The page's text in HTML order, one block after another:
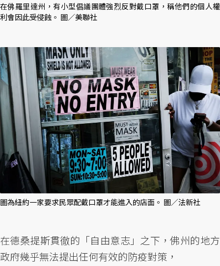
在佛羅里達州，有小型倡議團體強烈反對戴口罩，稱他們的個人權
利會因此受侵蝕。 圖／美聯社
圖為紐約一家要求民眾配戴口罩才能進入的店面。 圖／法新社
在德桑提斯貫徹的「自由意志」之下，佛州的地方
政府幾乎無法提出任何有效的防疫對策，